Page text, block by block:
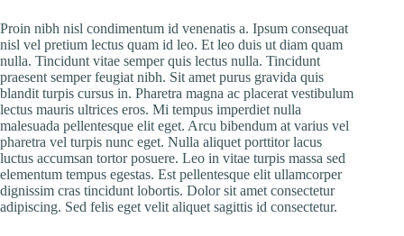
Proin nibh nisl condimentum id venenatis a. Ipsum consequat
nisl vel pretium lectus quam id leo. Et leo duis ut diam quam
nulla. Tincidunt vitae semper quis lectus nulla. Tincidunt
praesent semper feugiat nibh. Sit amet purus gravida quis
blandit turpis cursus in. Pharetra magna ac placerat vestibulum
lectus mauris ultrices eros. Mi tempus imperdiet nulla
malesuada pellentesque elit eget. Arcu bibendum at varius vel
pharetra vel turpis nunc eget. Nulla aliquet porttitor lacus
luctus accumsan tortor posuere. Leo in vitae turpis massa sed
elementum tempus egestas. Est pellentesque elit ullamcorper
dignissim cras tincidunt lobortis. Dolor sit amet consectetur
adipiscing. Sed felis eget velit aliquet sagittis id consectetur.